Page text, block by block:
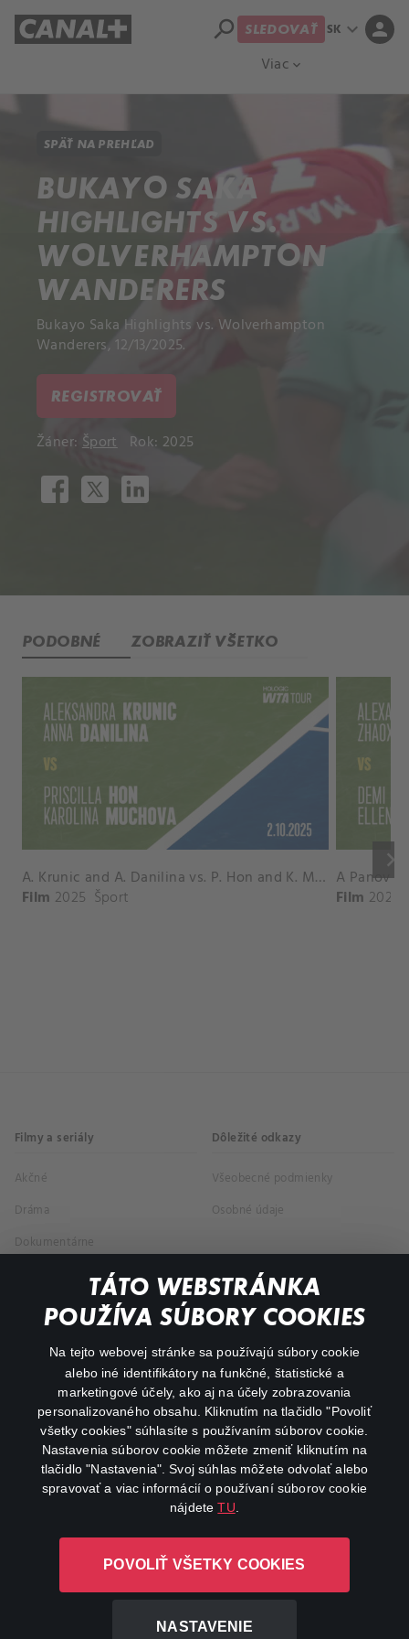
TÁTO WEBSTRÁNKA
POUŽÍVA SÚBORY COOKIES
Na tejto webovej stránke sa používajú súbory cookie
alebo iné identifikátory na funkčné, štatistické a
marketingové účely, ako aj na účely zobrazovania
personalizovaného obsahu. Kliknutím na tlačidlo "Povoliť
všetky cookies" súhlasíte s používaním súborov cookie.
Nastavenia súborov cookie môžete zmeniť kliknutím na
tlačidlo "Nastavenia". Svoj súhlas môžete odvolať alebo
spravovať a viac informácií o používaní súborov cookie
nájdeteTU
POVOLIŤ VŠETKY COOKIES
NASTAVENIE
Viac expand_more
search SLEDOVAŤ SK expand_more person
SPÄŤ NA PREHĽAD
BUKAYO SAKA
HIGHLIGHTS VS.
WOLVERHAMPTON
WANDERERS
Bukayo Saka Highlights vs. Wolverhampton
Wanderers, 12/13/2025.
REGISTROVAŤ
Žáner: Šport Rok: 2025
PODOBNÉ ZOBRAZIŤ VŠETKO
keyboard_arrow_right
A. Krunic and A. Danilina vs. P. Hon and K. Muchova Match Highlights - BEIJING_Capital Group Diamond ( October 02, 2025)
Film 2025 Šport Film 2026
Filmy a seriály
Akčné
Dráma
Dokumentárne
Dôležité odkazy
Všeobecné podmienky
Osobné údaje
Môj účet
O aplikácii Canal+
Canal+ Luxembourg S. à r.l. so sídlom Rue Albert Borschette 4,